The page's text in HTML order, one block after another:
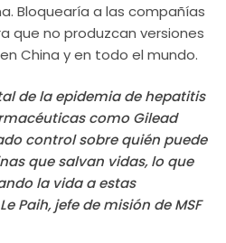
Bloquearía a las compañías
que no produzcan versiones
China y en todo el mundo.
de la epidemia de hepatitis
como Gilead
control sobre quién puede
que salvan vidas, lo que
la vida a estas
Paih, jefe de misión de MSF